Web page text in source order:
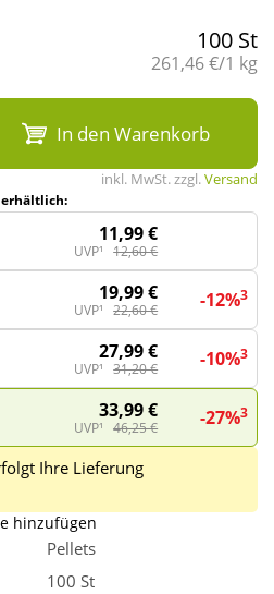
100 St
Grundpreis:
261,46 €/1 kg
In den Warenkorb
inkl. MwSt. zzgl.Versand
erhältlich:
11,99 €
UVP¹ 12,60 €
19,99 €
UVP¹ 22,60 € -12%3
27,99 €
UVP¹ 31,20 € -10%3
33,99 €
UVP¹ 46,25 € -27%3
Ihre Lieferung
hinzufügen
Pellets
100 St